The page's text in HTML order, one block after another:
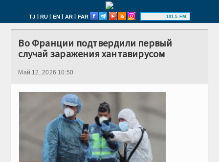
TJ | RU | EN | AR | FAR 101.5 FM
Во Франции подтвердили первый
случай заражения хантавирусом
Май 12, 2026 10:50